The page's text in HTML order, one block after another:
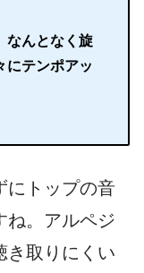
なんとなく旋
にテンポアッ
トップの音
ね。アルペジ
き取りにくい